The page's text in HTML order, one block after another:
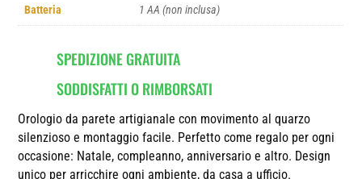
Batteria 1 AA (non inclusa)
SPEDIZIONE GRATUITA
SODDISFATTI O RIMBORSATI
Orologio da parete artigianale con movimento al quarzo
silenzioso e montaggio facile. Perfetto come regalo per ogni
occasione: Natale, compleanno, anniversario e altro. Design
unico per arricchire ogni ambiente, da casa a ufficio.